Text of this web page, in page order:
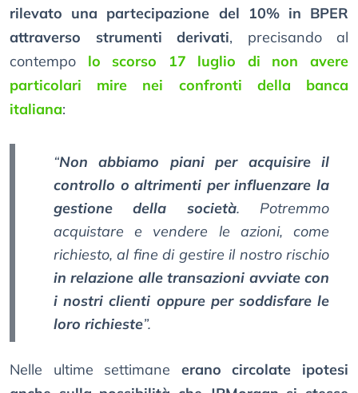
rilevato una partecipazione del 10% in BPER
attraverso strumenti derivati, precisando al
contempo lo scorso 17 luglio di non avere
particolari mire nei confronti della banca
italiana:
“Non abbiamo piani per acquisire il
controllo o altrimenti per influenzare la
gestione della società. Potremmo
acquistare e vendere le azioni, come
richiesto, al fine di gestire il nostro rischio
in relazione alle transazioni avviate con
i nostri clienti oppure per soddisfare le
loro richieste”.
Nelle ultime settimane erano circolate ipotesi